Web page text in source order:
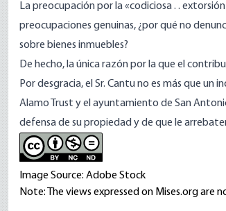
La preocupación por la «codiciosa . .
preocupaciones genuinas, ¿por qué no
sobre bienes inmuebles?
De hecho, la única razón por la que el
Por desgracia, el Sr. Cantu no es más que un
Alamo Trust y el ayuntamiento de San
defensa de su propiedad y de que le
Image Source: Adobe Stock
Note: The views expressed on Mises.org